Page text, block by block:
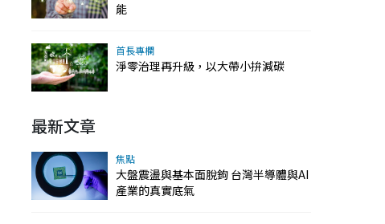
能
首長專欄
淨零治理再升級，以大帶小拚減碳
最新文章
焦點
大盤震盪與基本面脫鉤 台灣半導體與AI
產業的真實底氣